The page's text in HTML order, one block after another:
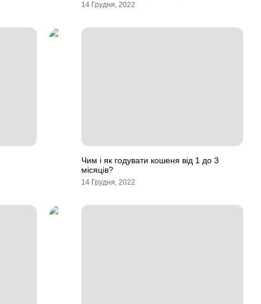
14 Грудня, 2022
Чим і як годувати кошеня від 1 до 3
місяців?
14 Грудня, 2022